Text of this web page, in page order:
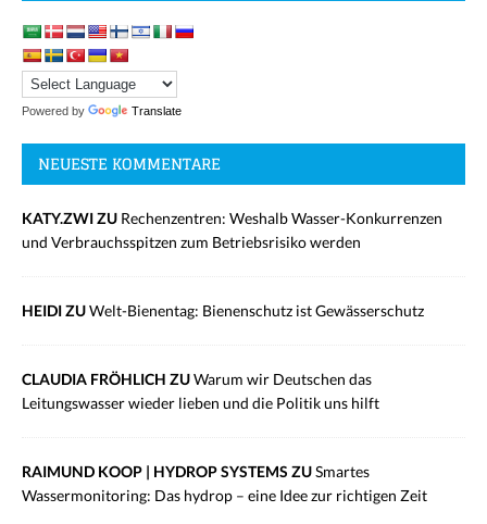
Powered by Translate
NEUESTE KOMMENTARE
KATY.ZWI ZU Rechenzentren: Weshalb Wasser-Konkurrenzen
und Verbrauchsspitzen zum Betriebsrisiko werden
HEIDI ZUWelt-Bienentag: Bienenschutz ist Gewässerschutz
CLAUDIA FRÖHLICH ZUWarum wir Deutschen das
Leitungswasser wieder lieben und die Politik uns hilft
RAIMUND KOOP | HYDROP SYSTEMS ZUSmartes
Wassermonitoring: Das hydrop – eine Idee zur richtigen Zeit